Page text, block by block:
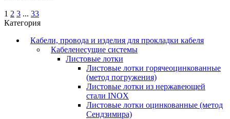
1 2 3 ... 33
Категория
Кабели, провода и изделия для прокладки кабеля
Кабеленесущие системы
Листовые лотки
Листовые лотки горячеоцинкованные
(метод погружения)
Листовые лотки из нержавеющей
стали INOX
Листовые лотки оцинкованные (метод
Сендзимира)